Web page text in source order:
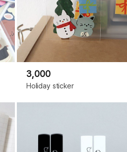
3,000
Holiday sticker